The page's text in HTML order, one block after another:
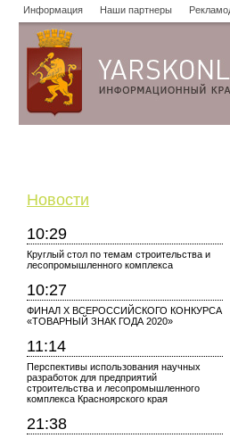
Информация Наши партнеры
Новости
10:29
Круглый стол по темам строительства и
лесопромышленного комплекса
10:27
ФИНАЛ X ВСЕРОССИЙСКОГО КОНКУРСА
«ТОВАРНЫЙ ЗНАК ГОДА 2020»
11:14
Перспективы использования научных
разработок для предприятий
строительства и лесопромышленного
комплекса Красноярского края
21:38